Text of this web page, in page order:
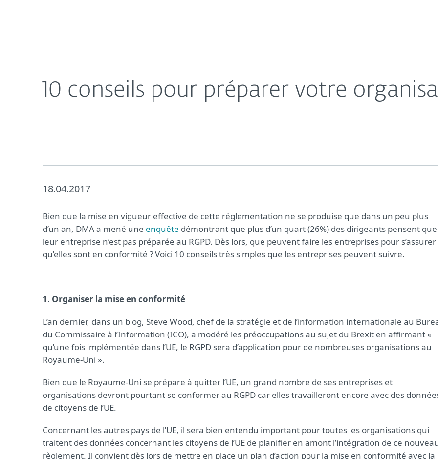
10 conseils pour préparer votre
18.04.2017
Bien que la mise en vigueur effective de cette réglementation ne se produise que dans un peu plus
d’un an, DMA a mené une enquête démontrant que plus d’un quart (26%) des dirigeants pensent que
leur entreprise n’est pas préparée au RGPD. Dès lors, que peuvent faire les entreprises pour s’assurer
qu’elles sont en conformité ? Voici 10 conseils très simples que les entreprises peuvent suivre.
1. Organiser la mise en conformité
L’an dernier, dans un blog, Steve Wood, chef de la stratégie et de l’information internationale au
du Commissaire à l’Information (ICO), a modéré les préoccupations au sujet du Brexit en affirmant «
qu’une fois implémentée dans l’UE, le RGPD sera d’application pour de nombreuses organisations au
Royaume-Uni ».
Bien que le Royaume-Uni se prépare à quitter l’UE, un grand nombre de ses entreprises et
organisations devront pourtant se conformer au RGPD car elles travailleront encore avec des
de citoyens de l’UE.
Concernant les autres pays de l’UE, il sera bien entendu important pour toutes les organisations qui
traitent des données concernant les citoyens de l’UE de planifier en amont l’intégration de ce
règlement. Il convient dès lors de mettre en place un plan d’action pour la mise en conformité avec la